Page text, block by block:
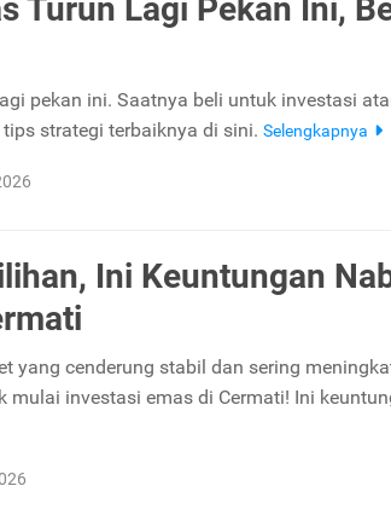
Turun Lagi Pekan Ini,
pekan ini. Saatnya beli untuk investasi
strategi terbaiknya di sini. Selengkapnya
Ini Keuntungan
yang cenderung stabil dan sering
mulai investasi emas di Cermati! Ini